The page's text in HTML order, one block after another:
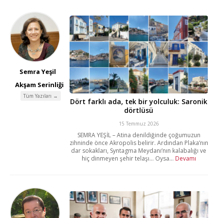
Semra Yeşil
Akşam Serinliği
Tüm Yazıları →
Dört farklı ada, tek bir yolculuk: Saronik
dörtlüsü
15 Temmuz 2026
SEMRA YEŞİL – Atina denildiğinde çoğumuzun
zihninde önce Akropolis belirir. Ardından Plaka’nın
dar sokakları, Syntagma Meydanı’nın kalabalığı ve
hiç dinmeyen şehir telaşı… Oysa... Devamı